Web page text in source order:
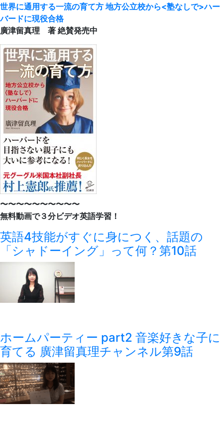
世界に通用する一流の育て方 地方公立校から<塾なしで>ハー
バードに現役合格
廣津留真理 著 絶賛発売中
〜〜〜〜〜〜〜〜〜〜
無料動画で３分ビデオ英語学習！
英語4技能がすぐに身につく、話題の
「シャドーイング」って何？第10話
ホームパーティー part2 音楽好きな子に
育てる 廣津留真理チャンネル第9話